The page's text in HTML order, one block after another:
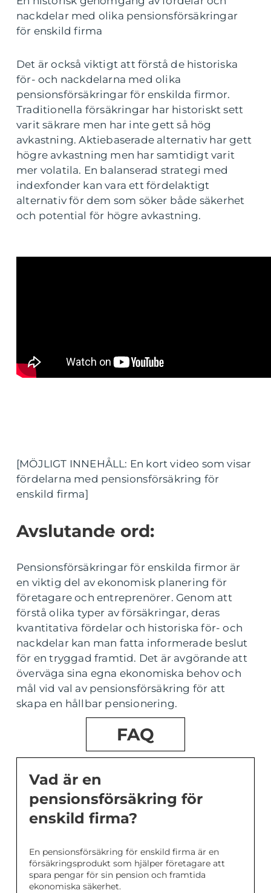
nackdelar med olika pensionsförsäkringar
för enskild firma
Det är också viktigt att förstå de historiska
för- och nackdelarna med olika
pensionsförsäkringar för enskilda firmor.
Traditionella försäkringar har historiskt sett
varit säkrare men har inte gett så hög
avkastning. Aktiebaserade alternativ har gett
högre avkastning men har samtidigt varit
mer volatila. En balanserad strategi med
indexfonder kan vara ett fördelaktigt
alternativ för dem som söker både säkerhet
och potential för högre avkastning.
[MÖJLIGT INNEHÅLL: En kort video som visar
fördelarna med pensionsförsäkring för
enskild firma]
Avslutande ord:
Pensionsförsäkringar för enskilda firmor är
en viktig del av ekonomisk planering för
företagare och entreprenörer. Genom att
förstå olika typer av försäkringar, deras
kvantitativa fördelar och historiska för- och
nackdelar kan man fatta informerade beslut
för en tryggad framtid. Det är avgörande att
överväga sina egna ekonomiska behov och
mål vid val av pensionsförsäkring för att
skapa en hållbar pensionering.
FAQ
Vad är en
pensionsförsäkring för
enskild firma?
En pensionsförsäkring för enskild firma är en
försäkringsprodukt som hjälper företagare att
spara pengar för sin pension och framtida
ekonomiska säkerhet.